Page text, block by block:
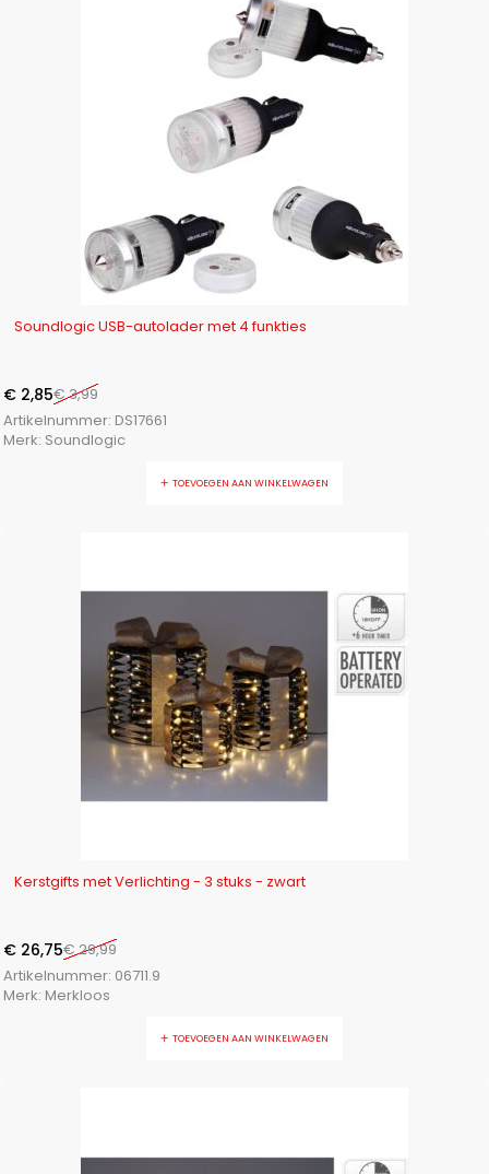
Soundlogic USB-autolader met 4 funkties
€3,99
€ 2,85
Artikelnummer: DS17661
Merk: Soundlogic
TOEVOEGEN AAN WINKELWAGEN
Kerstgifts met Verlichting - 3 stuks - zwart
€29,99
€ 26,75
Artikelnummer: 06711.9
Merk: Merkloos
TOEVOEGEN AAN WINKELWAGEN